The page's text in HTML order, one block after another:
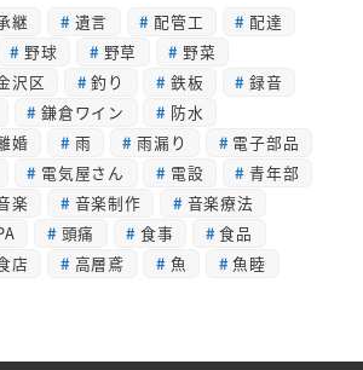
継 遺言 配管工
配達
野球 野草
野菜
沢区 釣り 鉄板
録音
鎌倉ワイン
防水
婚 雨 雨漏り
電子部品
電気屋さん 電設
青年部
楽 音楽制作
音楽療法
頭痛 食事
食品
店 高層鳶 魚
魚睦